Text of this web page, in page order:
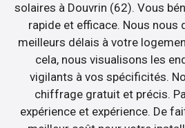
solaires à Douvrin (62). Vous
rapide et efficace. Nous nous
meilleurs délais à votre
cela, nous visualisons les
vigilants à vos spécificités.
chiffrage gratuit et précis.
expérience et expérience. De